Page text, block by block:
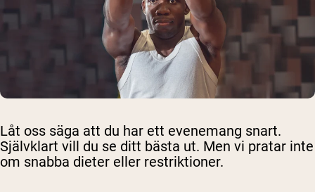
Låt oss säga att du har ett evenemang snart.
Självklart vill du se ditt bästa ut. Men vi pratar inte
om snabba dieter eller restriktioner.